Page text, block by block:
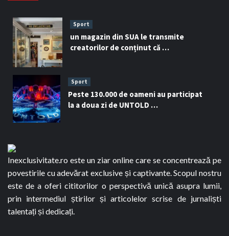
Sport
un magazin din SUA le transmite
creatorilor de conținut că …
Sport
Peste 130.000 de oameni au participat
la a doua zi de UNTOLD …
Inexclusivitate.ro este un ziar online care se concentrează pe
povestirile cu adevărat exclusive și captivante. Scopul nostru
este de a oferi cititorilor o perspectivă unică asupra lumii,
prin intermediul știrilor și articolelor scrise de jurnaliști
talentați și dedicați.